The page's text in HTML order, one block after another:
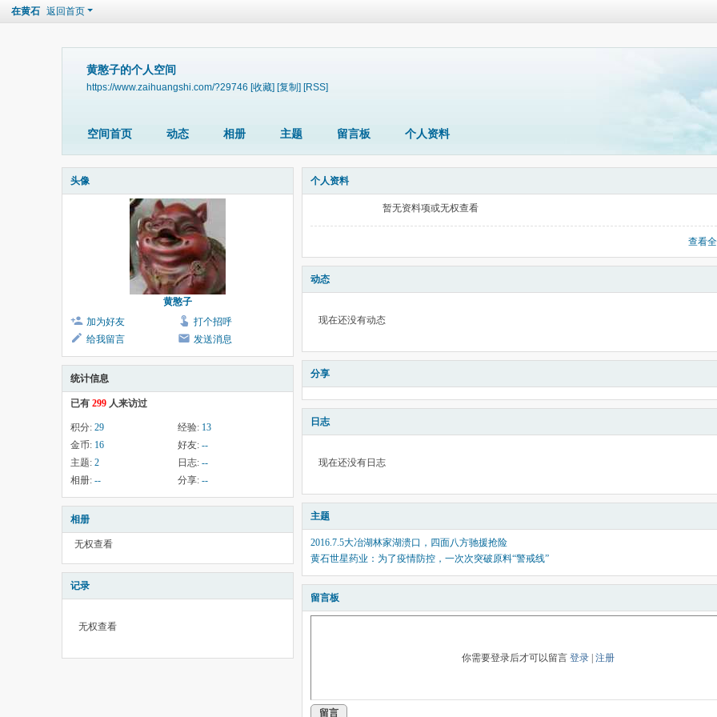
在黄石 返回首页
黄憨子的个人空间
https://www.zaihuangshi.com/?29746 [收藏] [复制] [RSS]
空间首页 动态 相册 主题 留言板 个人资料
头像
黄憨子
加为好友
打个招呼
给我留言
发送消息
统计信息
已有 299 人来访过
积分: 29 经验: 13
金币: 16 好友: --
主题: 2 日志: --
相册: -- 分享: --
相册
无权查看
记录
无权查看
个人资料
暂无资料项或无权查看
查看
动态
现在还没有动态
分享
日志
现在还没有日志
主题
2016.7.5大冶湖林家湖溃口，四面八方驰援抢险
黄石世星药业：为了疫情防控，一次次突破原料“警戒线”
留言板
你需要登录后才可以留言 登录| 注册
留言